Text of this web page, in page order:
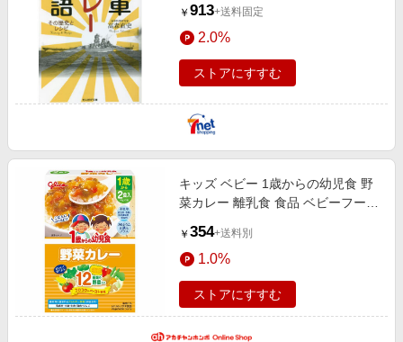
￥ 913+送料固定
2.0%
ストアにすすむ
キッズ ベビー 1歳からの幼児食 野
菜カレー 離乳食 食品 ベビーフー
￥ 354+送料別
1.0%
ストアにすすむ